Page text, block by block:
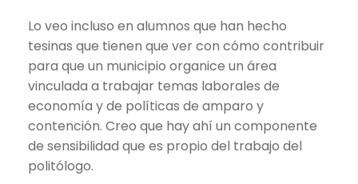
Lo veo incluso en alumnos que han hecho
tesinas que tienen que ver con cómo contribuir
para que un municipio organice un área
vinculada a trabajar temas laborales de
economía y de políticas de amparo y
contención. Creo que hay ahí un componente
de sensibilidad que es propio del trabajo del
politólogo.